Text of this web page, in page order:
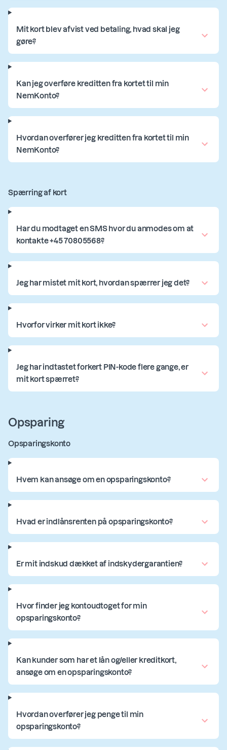
Mit kort blev afvist ved betaling, hvad skal jeg
gøre?
Kan jeg overføre kreditten fra kortet til min
NemKonto?
Hvordan overfører jeg kreditten fra kortet til min
NemKonto?
Spærring af kort
Har du modtaget en SMS hvor du anmodes om at
kontakte +45 70805568?
Jeg har mistet mit kort, hvordan spærrer jeg det?
Hvorfor virker mit kort ikke?
Jeg har indtastet forkert PIN-kode flere gange, er
mit kort spærret?
Opsparing
Opsparingskonto
Hvem kan ansøge om en opsparingskonto?
Hvad er indlånsrenten på opsparingskonto?
Er mit indskud dækket af indskydergarantien?
Hvor finder jeg kontoudtoget for min
opsparingskonto?
Kan kunder som har et lån og/eller kreditkort,
ansøge om en opsparingskonto?
Hvordan overfører jeg penge til min
opsparingskonto?